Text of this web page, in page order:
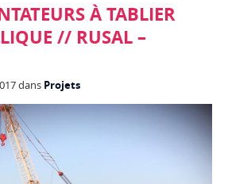
À TABLIER
// RUSAL –
dans Projets